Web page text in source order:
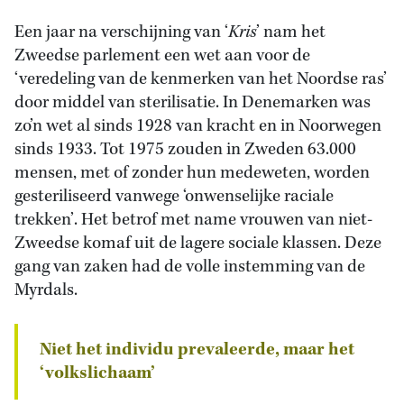
Een jaar na verschijning van ‘Kris’ nam het
Zweedse parlement een wet aan voor de
‘veredeling van de kenmerken van het Noordse ras’
door middel van sterilisatie. In Denemarken was
zo’n wet al sinds 1928 van kracht en in Noorwegen
sinds 1933. Tot 1975 zouden in Zweden 63.000
mensen, met of zonder hun medeweten, worden
gesteriliseerd vanwege ‘onwenselijke raciale
trekken’. Het betrof met name vrouwen van niet-
Zweedse komaf uit de lagere sociale klassen. Deze
gang van zaken had de volle instemming van de
Myrdals.
Niet het individu prevaleerde, maar het
‘volkslichaam’